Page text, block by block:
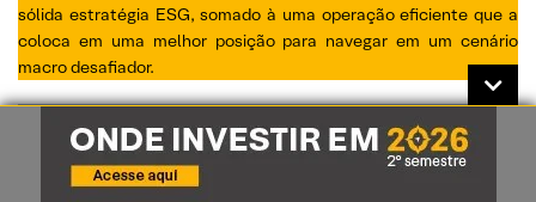
sólida estratégia ESG, somado à uma operação eficiente que a
coloca em uma melhor posição para navegar em um cenário
macro desafiador.
ESG XP